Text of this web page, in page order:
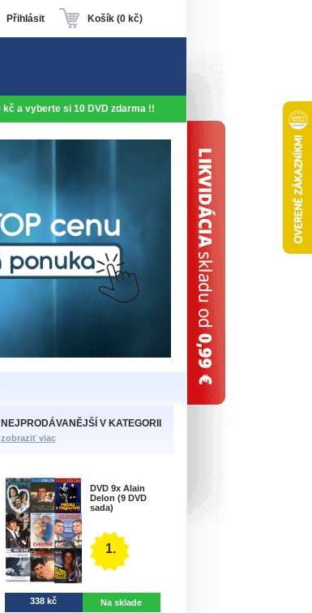
Košík (0 kč)
Přihlásit
a vyberte si 10 DVD zdarma !!
NEJPRODÁVANĚJŠÍ V KATEGORII
zobraziť viac
DVD 9x Alain
Delon (9 DVD
sada)
1.
338 kč Na sklade